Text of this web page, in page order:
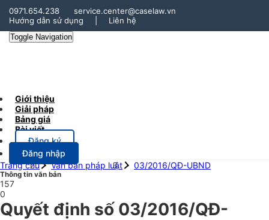
0971.654.238
service.center@caselaw.vn
Hướng dẫn sử dụng
Liên hệ
Toggle Navigation
Giới thiệu
Giải pháp
Bảng giá
Bài viết
Đăng ký
Đăng nhập
Trang chủ
Văn bản pháp luật 03/2016/QĐ-UBND
Thông tin văn bản
157
0
Quyết định số 03/2016/QĐ-